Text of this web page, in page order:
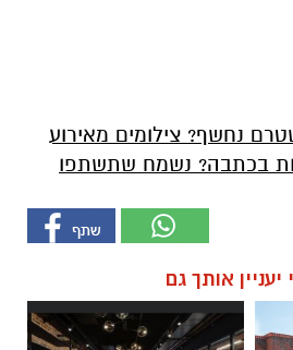
נחשף? צילומים מאירוע
בכתבה? נשמח שתשתפו
יעניין אותך גם